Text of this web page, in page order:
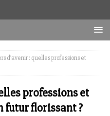
d’avenir : quelles professions et
professions et
futur florissant ?